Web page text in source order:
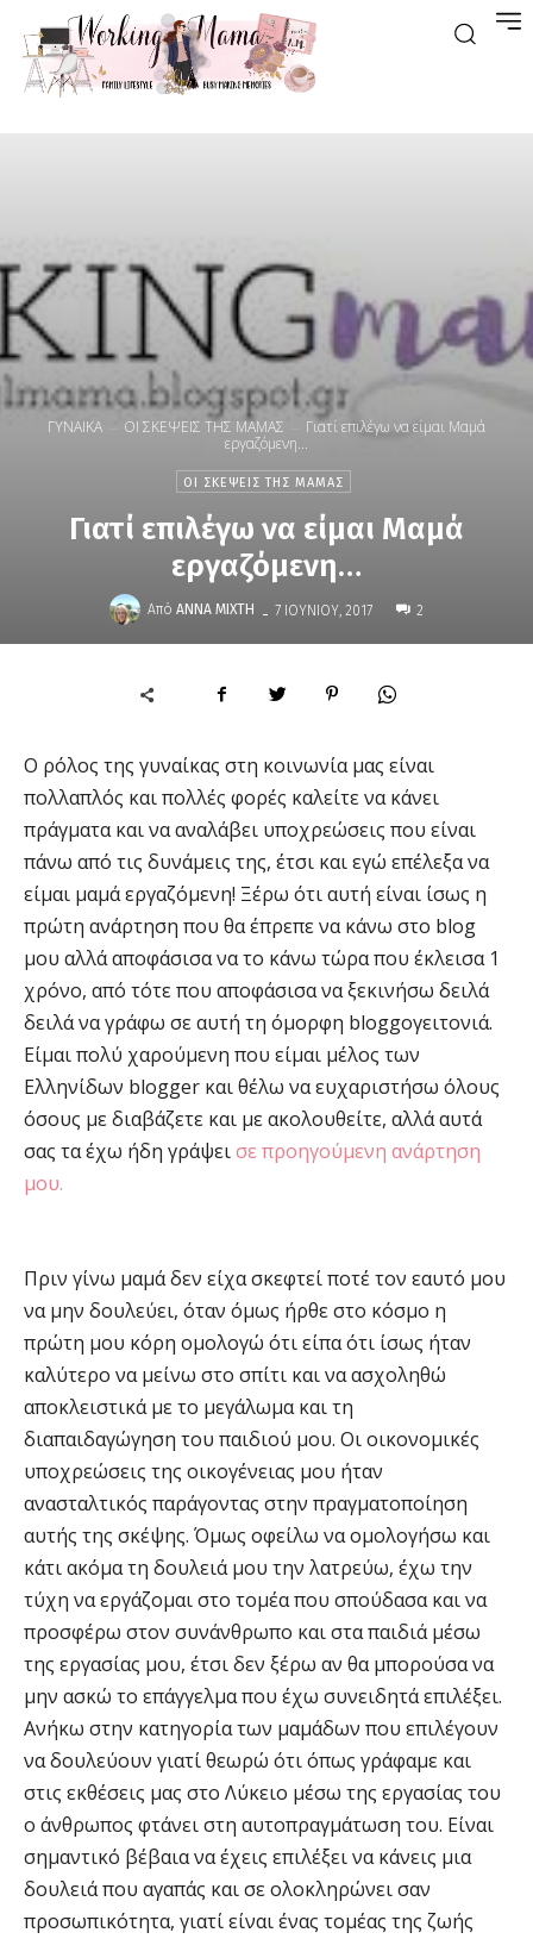
ΓΥΝΑΙΚΑ ΟΙ ΣΚΕΨΕΙΣ ΤΗΣ ΜΑΜΑΣ
Γιατί επιλέγω να είμαι Μαμά
εργαζόμενη...
ΟΙ ΣΚΕΨΕΙΣ ΤΗΣ ΜΑΜΑΣ
Γιατί επιλέγω να είμαι Μαμά
εργαζόμενη…
Από ΆΝΝΑ ΜΊΧΤΗ - 7 ΙΟΥΝΊΟΥ, 2017 2
Ο ρόλος της γυναίκας στη κοινωνία μας είναι
πολλαπλός και πολλές φορές καλείτε να κάνει
πράγματα και να αναλάβει υποχρεώσεις που είναι
πάνω από τις δυνάμεις της, έτσι και εγώ επέλεξα να
είμαι μαμά εργαζόμενη! Ξέρω ότι αυτή είναι ίσως η
πρώτη ανάρτηση που θα έπρεπε να κάνω στο blog
μου αλλά αποφάσισα να το κάνω τώρα που έκλεισα 1
χρόνο, από τότε που αποφάσισα να ξεκινήσω δειλά
δειλά να γράφω σε αυτή τη όμορφη bloggoγειτονιά.
Είμαι πολύ χαρούμενη που είμαι μέλος των
Ελληνίδων blogger και θέλω να ευχαριστήσω όλους
όσους με διαβάζετε και με ακολουθείτε, αλλά αυτά
σας τα έχω ήδη γράψεισε προηγούμενη ανάρτηση
μου.
Πριν γίνω μαμά δεν είχα σκεφτεί ποτέ τον εαυτό μου
να μην δουλεύει, όταν όμως ήρθε στο κόσμο η
πρώτη μου κόρη ομολογώ ότι είπα ότι ίσως ήταν
καλύτερο να μείνω στο σπίτι και να ασχοληθώ
αποκλειστικά με το μεγάλωμα και τη
διαπαιδαγώγηση του παιδιού μου. Οι οικονομικές
υποχρεώσεις της οικογένειας μου ήταν
ανασταλτικός παράγοντας στην πραγματοποίηση
αυτής της σκέψης. Όμως οφείλω να ομολογήσω και
κάτι ακόμα τη δουλειά μου την λατρεύω, έχω την
τύχη να εργάζομαι στο τομέα που σπούδασα και να
προσφέρω στον συνάνθρωπο και στα παιδιά μέσω
της εργασίας μου, έτσι δεν ξέρω αν θα μπορούσα να
μην ασκώ το επάγγελμα που έχω συνειδητά επιλέξει.
Ανήκω στην κατηγορία των μαμάδων που επιλέγουν
να δουλεύουν γιατί θεωρώ ότι όπως γράφαμε και
στις εκθέσεις μας στο Λύκειο μέσω της εργασίας του
ο άνθρωπος φτάνει στη αυτοπραγμάτωση του. Είναι
σημαντικό βέβαια να έχεις επιλέξει να κάνεις μια
δουλειά που αγαπάς και σε ολοκληρώνει σαν
προσωπικότητα, γιατί είναι ένας τομέας της ζωής